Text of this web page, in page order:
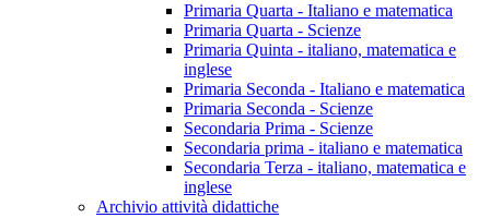
Primaria Quarta - Italiano e matematica
Primaria Quarta - Scienze
Primaria Quinta - italiano, matematica e
inglese
Primaria Seconda - Italiano e matematica
Primaria Seconda - Scienze
Secondaria Prima - Scienze
Secondaria prima - italiano e matematica
Secondaria Terza - italiano, matematica e
inglese
Archivio attività didattiche